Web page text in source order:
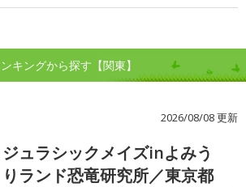
キングから探す【関東】
2026/08/08 更新
ジュラシックメイズinよみう
りランド恐竜研究所／東京都